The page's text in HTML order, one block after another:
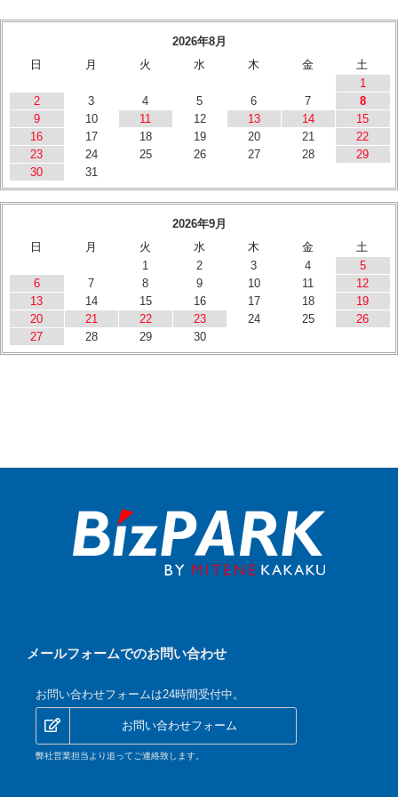
2026年8月
日
月 火 水 木 金
土
1
2
3 4 5 6 7
8
9
10 11 12 13 14
15
16
17 18 19 20 21
22
23
24 25 26 27 28
29
30
31
2026年9月
日
月 火 水 木 金
土
1
2 3 4
5
6
7 8 9 10 11
12
13
14 15 16 17 18
19
20
21 22 23 24 25
26
27
28 29 30
メールフォームでのお問い合わせ
お問い合わせフォームは24時間受付中。
お問い合わせフォーム
弊社営業担当より追ってご連絡致します。